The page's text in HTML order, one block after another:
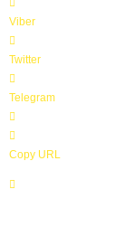
Viber
Twitter
Telegram
Copy URL